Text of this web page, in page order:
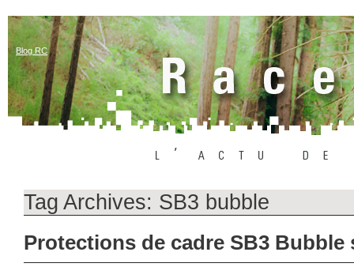
Blog RC
Tag Archives: SB3 bubble
Protections de cadre SB3 Bubble